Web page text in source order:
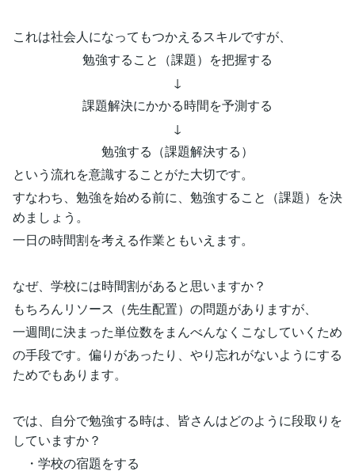
これは社会人になってもつかえるスキルですが、
勉強すること（課題）を把握する
↓
課題解決にかかる時間を予測する
↓
勉強する（課題解決する）
という流れを意識することがた大切です。
すなわち、勉強を始める前に、勉強すること（課題）を決
めましょう。
一日の時間割を考える作業ともいえます。
なぜ、学校には時間割があると思いますか？
もちろんリソース（先生配置）の問題がありますが、
一週間に決まった単位数をまんべんなくこなしていくため
の手段です。偏りがあったり、やり忘れがないようにする
ためでもあります。
では、自分で勉強する時は、皆さんはどのように段取りを
していますか？
・学校の宿題をする